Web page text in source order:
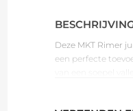
Deze MKT Rimer
een perfecte